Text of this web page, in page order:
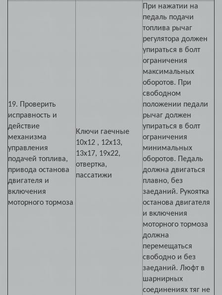
19. Проверить
исправность и
действие
механизма
управления
подачей топлива,
привода останова
двигателя и
включения
моторного тормоза
Ключи гаечные
10х12 , 12х13,
13х17, 19х22,
отвертка,
пассатижи
При нажатии на
педаль подачи
топлива рычаг
регулятора должен
упираться в болт
ограничения
максимальных
оборотов. При
свободном
положении педали
рычаг должен
упираться в болт
ограничения
минимальных
оборотов. Педаль
должна двигаться
плавно, без
заеданий. Рукоятка
останова двигателя
и включения
моторного тормоза
должна
перемещаться
свободно и без
заеданий. Люфт в
шарнирных
соединениях тяг не